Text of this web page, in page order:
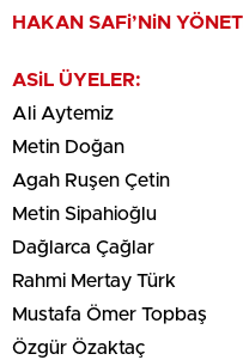
HAKAN SAFi’NiN
ASiL ÜYELER:
Ali Aytemiz
Metin Doğan
Agah Ruşen Çetin
Metin Sipahioğlu
Dağlarca Çağlar
Rahmi Mertay Türk
Mustafa Ömer Topbaş
Özgür Özaktaç